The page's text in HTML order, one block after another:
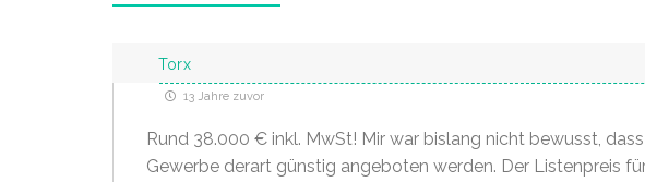
Torx
13 Jahre zuvor
Rund 38.000 € inkl. MwSt! Mir war bislang nicht bewusst,
Gewerbe derart günstig angeboten werden. Der Listenpreis